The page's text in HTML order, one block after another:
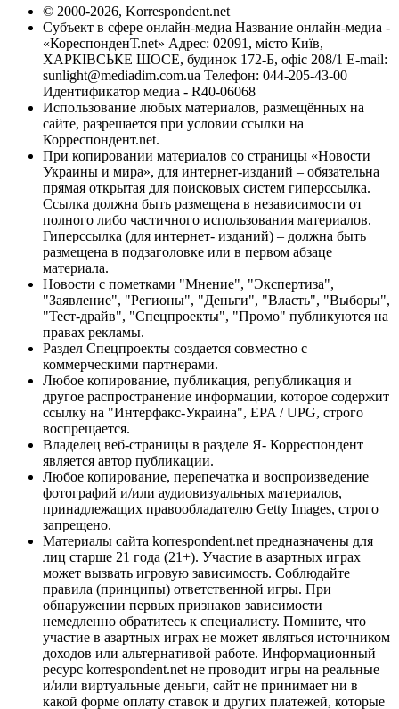
© 2000-2026, Korrespondent.net
Субъект в сфере онлайн-медиа Название онлайн-медиа -
«КореспонденТ.net» Адрес: 02091, місто Київ,
ХАРКІВСЬКЕ ШОСЕ, будинок 172-Б, офіс 208/1 E-mail:
sunlight@mediadim.com.ua Телефон: 044-205-43-00
Идентификатор медиа - R40-06068
Использование любых материалов, размещённых на
сайте, разрешается при условии ссылки на
Корреспондент.net.
При копировании материалов со страницы «Новости
Украины и мира», для интернет-изданий – обязательна
прямая открытая для поисковых систем гиперссылка.
Ссылка должна быть размещена в независимости от
полного либо частичного использования материалов.
Гиперссылка (для интернет- изданий) – должна быть
размещена в подзаголовке или в первом абзаце
материала.
Новости с пометками "Мнение", "Экспертиза",
"Заявление", "Регионы", "Деньги", "Власть", "Выборы",
"Тест-драйв", "Спецпроекты", "Промо" публикуются на
правах рекламы.
Раздел Спецпроекты создается совместно с
коммерческими партнерами.
Любое копирование, публикация, републикация и
другое распространение информации, которое содержит
ссылку на "Интерфакс-Украина", EPA / UPG, строго
воспрещается.
Владелец веб-страницы в разделе Я- Корреспондент
является автор публикации.
Любое копирование, перепечатка и воспроизведение
фотографий и/или аудиовизуальных материалов,
принадлежащих правообладателю Getty Images, строго
запрещено.
Материалы сайта korrespondent.net предназначены для
лиц старше 21 года (21+). Участие в азартных играх
может вызвать игровую зависимость. Соблюдайте
правила (принципы) ответственной игры. При
обнаружении первых признаков зависимости
немедленно обратитесь к специалисту. Помните, что
участие в азартных играх не может являться источником
доходов или альтернативой работе. Информационный
ресурс korrespondent.net не проводит игры на реальные
и/или виртуальные деньги, сайт не принимает ни в
какой форме оплату ставок и других платежей, которые